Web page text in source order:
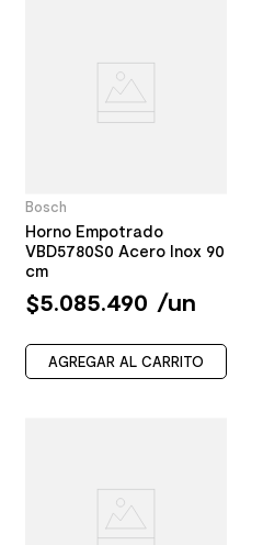
Bosch
Horno Empotrado
VBD5780S0 Acero Inox 90
cm
$5.085.490 /un
AGREGAR AL CARRITO